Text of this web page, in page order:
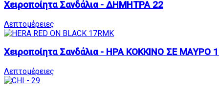
Χειροποίητα Σανδάλια - ΔΗΜΗΤΡΑ 22
Λεπτομέρειες
Χειροποίητα Σανδάλια - ΗΡΑ ΚΟΚΚΙΝΟ ΣΕ ΜΑΥΡΟ
Λεπτομέρειες